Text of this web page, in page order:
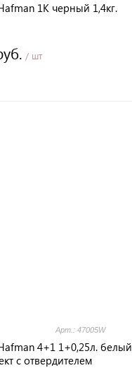
1К черный 1,4кг.
/ шт
Арт.: 47005W
4+1 1+0,25л. белый
с отвердителем